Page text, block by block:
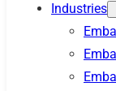
Industries